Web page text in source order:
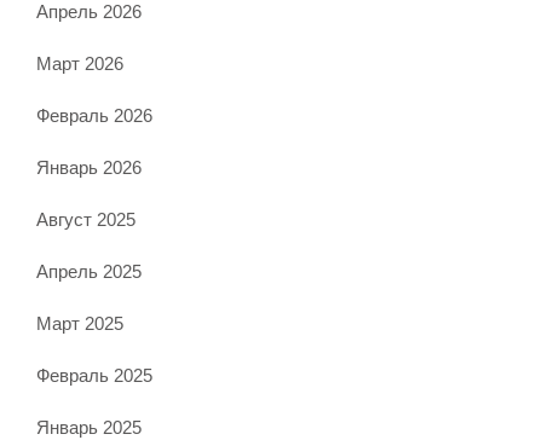
Апрель 2026
Март 2026
Февраль 2026
Январь 2026
Август 2025
Апрель 2025
Март 2025
Февраль 2025
Январь 2025